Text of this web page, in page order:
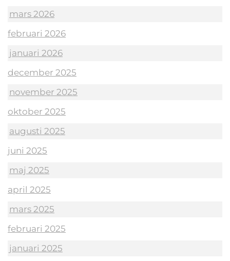
mars 2026
februari 2026
januari 2026
december 2025
november 2025
oktober 2025
augusti 2025
juni 2025
maj 2025
april 2025
mars 2025
februari 2025
januari 2025